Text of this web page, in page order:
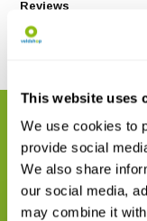
This website uses
We use cookies to
provide social
We also share
our social media,
may combine it
Reviews
GERELATEERDE
Maak uw